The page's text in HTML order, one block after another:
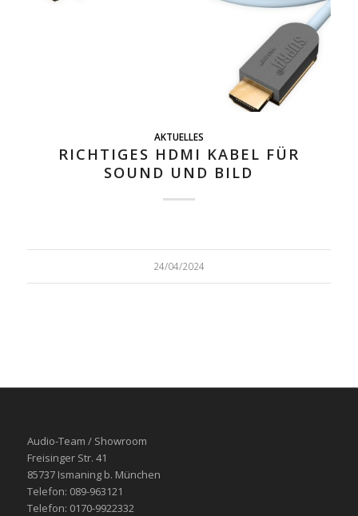
AKTUELLES
RICHTIGES HDMI KABEL FÜR
SOUND UND BILD
24/04/2024
Audio-Team / Showroom
Freisinger Str. 41
85737 Ismaning b. München
Telefon: 089-963121
Telefon: 0170-9922332